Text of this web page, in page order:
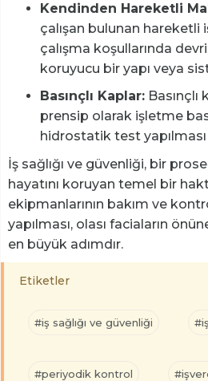
Kendinden Hareketli
çalışan bulunan hareketli
çalışma koşullarında
koruyucu bir yapı veya
Basınçlı Kaplar:
prensip olarak işletme
hidrostatik test yapılması
İş sağlığı ve güvenliği, bir
hayatını koruyan temel bir
ekipmanlarının bakım ve
yapılması, olası faciaların
en büyük adımdır.
Etiketler
#iş sağlığı ve güvenliği
#periyodik kontrol